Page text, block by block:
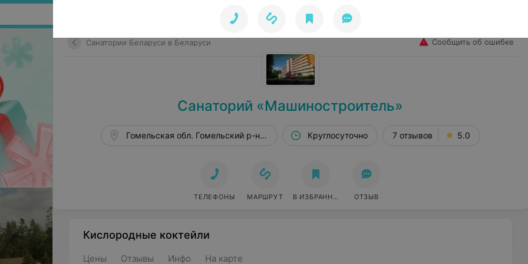
Санатории Беларуси в Беларуси Сообщить об ошибке
Санаторий «Машиностроитель»
Гомельская обл. Гомельский р-н ур. Чёнки Круглосуточно 7 отзывов 5.0
ТЕЛЕФОНЫ МАРШРУТ В ИЗБРАННОЕ ОТЗЫВ
Кислородные коктейли
Цены Отзывы Инфо На карте